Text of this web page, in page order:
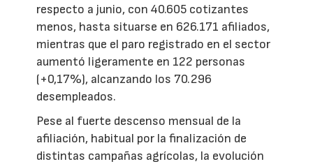
respecto a junio, con 40.605 cotizantes
menos, hasta situarse en 626.171 afiliados,
mientras que el paro registrado en el sector
aumentó ligeramente en 122 personas
(+0,17%), alcanzando los 70.296
desempleados.
Pese al fuerte descenso mensual de la
afiliación, habitual por la finalización de
distintas campañas agrícolas, la evolución